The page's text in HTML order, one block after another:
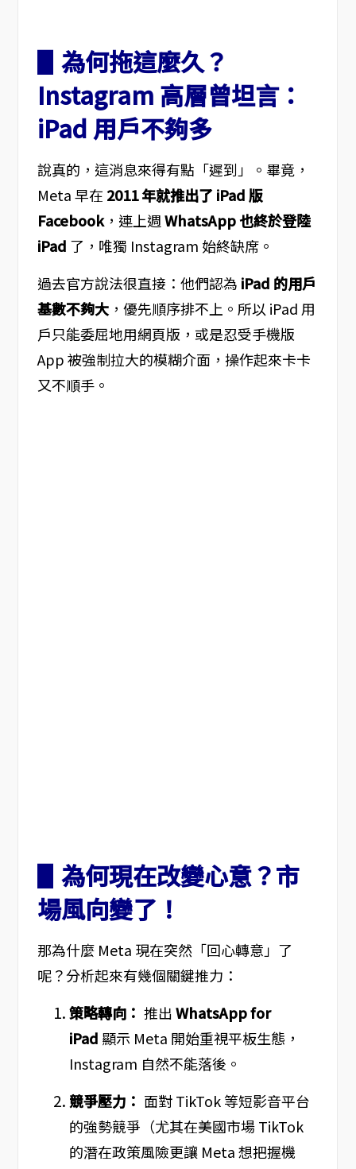
▋為何拖這麼久？
Instagram 高層曾坦言：
iPad 用戶不夠多
說真的，這消息來得有點「遲到」。畢竟，
Meta 早在 2011 年就推出了 iPad 版
Facebook，連上週WhatsApp 也終於登陸
iPad 了，唯獨 Instagram 始終缺席。
過去官方說法很直接：他們認為 iPad 的用戶
基數不夠大，優先順序排不上。所以 iPad 用
戶只能委屈地用網頁版，或是忍受手機版
App 被強制拉大的模糊介面，操作起來卡卡
又不順手。
▋為何現在改變心意？市
場風向變了！
那為什麼 Meta 現在突然「回心轉意」了
呢？分析起來有幾個關鍵推力：
策略轉向： 推出WhatsApp for
iPad 顯示 Meta 開始重視平板生態，
Instagram 自然不能落後。
競爭壓力： 面對 TikTok 等短影音平台
的強勢競爭（尤其在美國市場 TikTok
的潛在政策風險更讓 Meta 想把握機